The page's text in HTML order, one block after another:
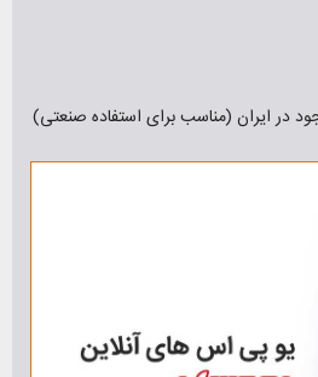
در ایران (مناسب برای استفاده صنعتی)